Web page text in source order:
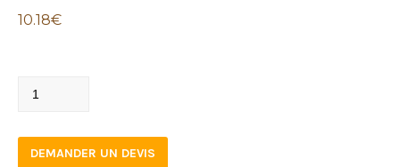
10.18€
PJ660/4
DEMANDER UN DEVIS